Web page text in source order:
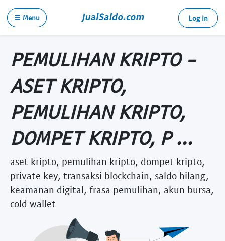
☰ Menu Log in
PEMULIHAN KRIPTO -
ASET KRIPTO,
PEMULIHAN KRIPTO,
DOMPET KRIPTO, P ...
aset kripto, pemulihan kripto, dompet kripto,
private key, transaksi blockchain, saldo hilang,
keamanan digital, frasa pemulihan, akun bursa,
cold wallet